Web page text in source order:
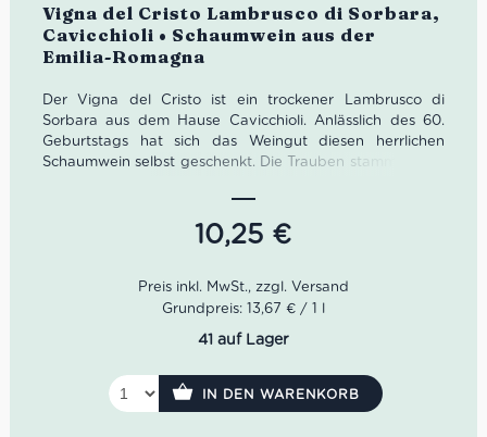
Vigna del Cristo Lambrusco di Sorbara,
Cavicchioli • Schaumwein aus der
Emilia-Romagna
Der Vigna del Cristo ist ein trockener Lambrusco di
Sorbara aus dem Hause Cavicchioli. Anlässlich des 60.
Geburtstags hat sich das Weingut diesen herrlichen
Schaumwein selbst geschenkt. Die Trauben stammen von
sowie mit größter Sorgfalt gepresst und ausgebaut,
konnte selbst Gambero Rosso nur anerkennend drei
Unser Lambrusco di Sorbara namens Vigna del Cristo ist
zum Glück nicht nur dem allmächtigen Herrn im Himmel
Das Bouquet duftet nach roten Früchten wie Kirsche,
von wilden Blumen sowie mediterranen Kräutern. Im
Trunk ist der Vigna del Cristo herrlich frisch, sehr fruchtig,
10,25 €
Bewertet
mit4.00
von 5
Grundpreis: 13,67 € / 1 l
41 auf Lager
IN DEN WARENKORB